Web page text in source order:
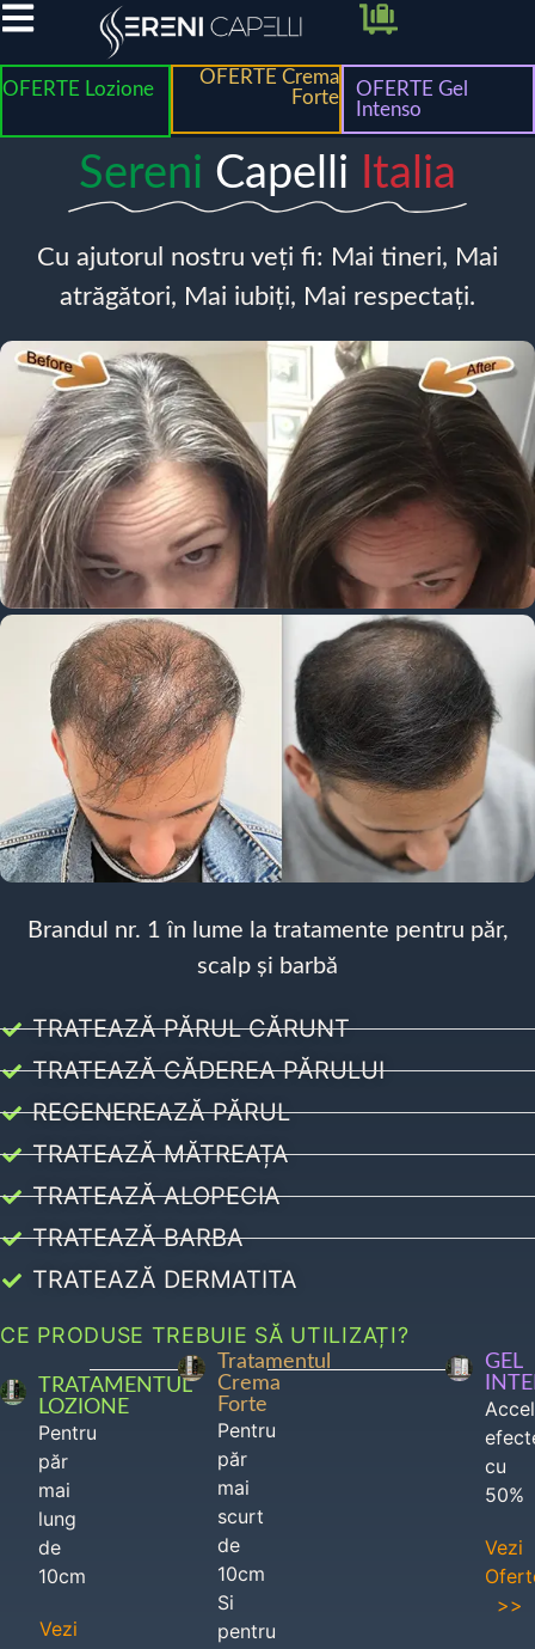
OFERTE Lozione
OFERTE Crema
Forte
OFERTE Gel
Intenso
Sereni Capelli Italia
Cu ajutorul nostru veți fi: Mai tineri, Mai
atrăgători, Mai iubiți, Mai respectați.
Brandul nr. 1 în lume la tratamente pentru păr,
scalp și barbă
TRATEAZĂ PĂRUL CĂRUNT
TRATEAZĂ CĂDEREA PĂRULUI
REGENEREAZĂ PĂRUL
TRATEAZĂ MĂTREAȚA
TRATEAZĂ ALOPECIA
TRATEAZĂ BARBA
TRATEAZĂ DERMATITA
CE PRODUSE TREBUIE SĂ UTILIZAȚI?
TRATAMENTUL
LOZIONE
Pentru
păr
mai
lung
de
10cm
Vezi
Tratamentul
Crema
Forte
Pentru
păr
mai
scurt
de
10cm
Si
pentru
GEL
cu
50%
Vezi
>>